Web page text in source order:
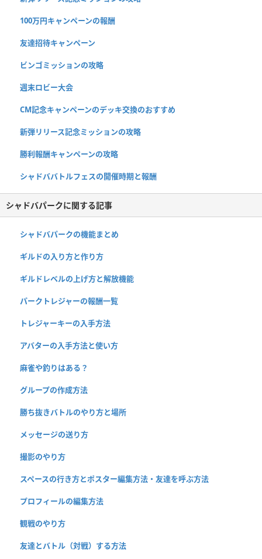
100万円キャンペーンの報酬
友達招待キャンペーン
ビンゴミッションの攻略
週末ロビー大会
CM記念キャンペーンのデッキ交換のおすすめ
新弾リリース記念ミッションの攻略
勝利報酬キャンペーンの攻略
シャドババトルフェスの開催時期と報酬
シャドバパークに関する記事
シャドバパークの機能まとめ
ギルドの入り方と作り方
ギルドレベルの上げ方と解放機能
パークトレジャーの報酬一覧
トレジャーキーの入手方法
アバターの入手方法と使い方
麻雀や釣りはある？
グループの作成方法
勝ち抜きバトルのやり方と場所
メッセージの送り方
撮影のやり方
スペースの行き方とポスター編集方法・友達を呼ぶ方法
プロフィールの編集方法
観戦のやり方
友達とバトル（対戦）する方法